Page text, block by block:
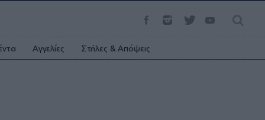
Αγγελίες Στήλες & Απόψεις